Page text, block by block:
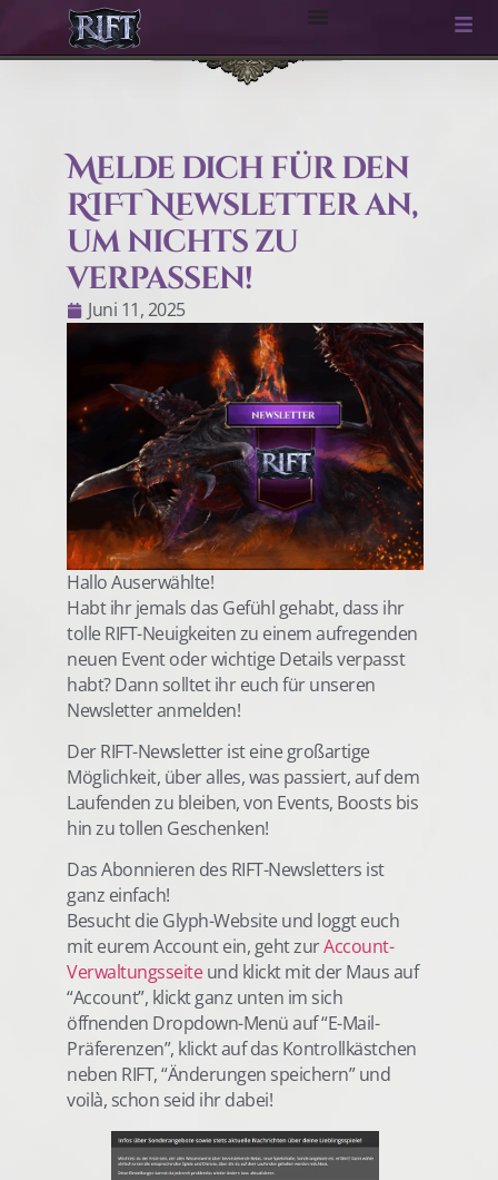
Melde dich für den
RIFT Newsletter an,
um nichts zu
verpassen!
Juni 11, 2025
Hallo Auserwählte!
Habt ihr jemals das Gefühl gehabt, dass ihr
tolle RIFT-Neuigkeiten zu einem aufregenden
neuen Event oder wichtige Details verpasst
habt? Dann solltet ihr euch für unseren
Newsletter anmelden!
Der RIFT-Newsletter ist eine großartige
Möglichkeit, über alles, was passiert, auf dem
Laufenden zu bleiben, von Events, Boosts bis
hin zu tollen Geschenken!
Das Abonnieren des RIFT-Newsletters ist
ganz einfach!
Besucht die Glyph-Website und loggt euch
mit eurem Account ein, geht zurAccount-
Verwaltungsseiteund klickt mit der Maus auf
“Account”, klickt ganz unten im sich
öffnenden Dropdown-Menü auf “E-Mail-
Präferenzen”, klickt auf das Kontrollkästchen
neben RIFT, “Änderungen speichern” und
voilà, schon seid ihr dabei!